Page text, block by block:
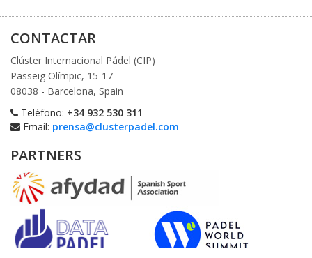
CONTACTAR
Clúster Internacional Pádel (CIP)
Passeig Olímpic, 15-17
08038 - Barcelona, Spain
Teléfono: +34 932 530 311
Email: prensa@clusterpadel.com
PARTNERS